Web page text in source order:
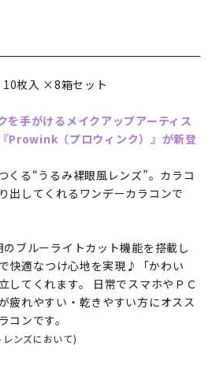
枚入 ×8箱セット
を手がけるメイクアップアーティス
Prowink（プロウィンク）』が新登
くる“うるみ裸眼風レンズ”。カラコ
出してくれるワンデーカラコンで
ブルーライトカット機能を搭載し
快適なつけ心地を実現♪「かわい
してくれます。 日常でスマホやＰＣ
疲れやすい・乾きやすい方にオスス
コンです。
ンズにおいて)